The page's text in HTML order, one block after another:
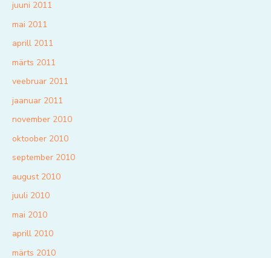
juuni 2011
mai 2011
aprill 2011
märts 2011
veebruar 2011
jaanuar 2011
november 2010
oktoober 2010
september 2010
august 2010
juuli 2010
mai 2010
aprill 2010
märts 2010